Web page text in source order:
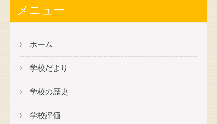
ビ
ゲ
ー
シ
ョ
ン
メニュー
ホーム
学校だより
学校の歴史
学校評価